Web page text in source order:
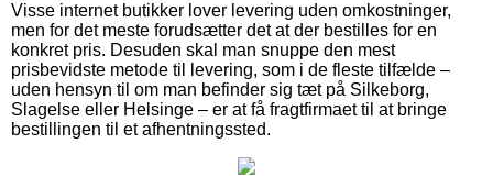
Visse internet butikker lover levering uden omkostninger,
men for det meste forudsætter det at der bestilles for en
konkret pris. Desuden skal man snuppe den mest
prisbevidste metode til levering, som i de fleste tilfælde –
uden hensyn til om man befinder sig tæt på Silkeborg,
Slagelse eller Helsinge – er at få fragtfirmaet til at bringe
bestillingen til et afhentningssted.